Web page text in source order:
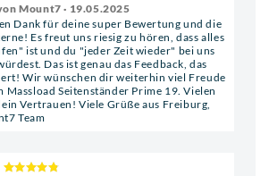
Mount7 · 19.05.2025
Dank für deine super Bewertung und die
Es freut uns riesig zu hören, dass alles
ist und du "jeder Zeit wieder" bei uns
Das ist genau das Feedback, das
Wir wünschen dir weiterhin viel Freude
Massload Seitenständer Prime 19. Vielen
Vertrauen! Viele Grüße aus Freiburg,
Team